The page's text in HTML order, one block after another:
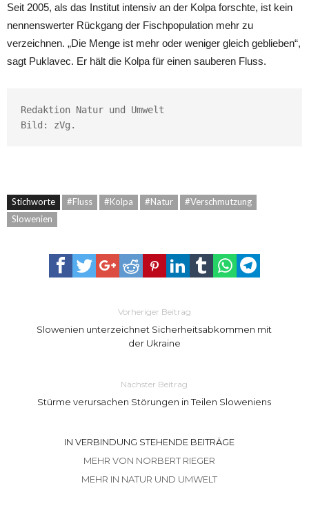
Seit 2005, als das Institut intensiv an der Kolpa forschte, ist kein
nennenswerter Rückgang der Fischpopulation mehr zu
verzeichnen. „Die Menge ist mehr oder weniger gleich geblieben“,
sagt Puklavec. Er hält die Kolpa für einen sauberen Fluss.
Redaktion Natur und Umwelt
Bild: zVg.
Stichworte #Fluss #Kolpa #Natur
#Verschmutzung
Slowenien
Vorheriger Beitrag
Slowenien unterzeichnet Sicherheitsabkommen mit
der Ukraine
Nächster Beitrag
Stürme verursachen Störungen in Teilen Sloweniens
IN VERBINDUNG STEHENDE BEITRÄGE
MEHR VON NORBERT RIEGER
MEHR IN NATUR UND UMWELT